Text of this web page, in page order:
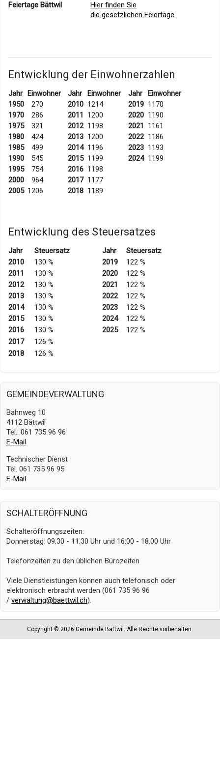
Feiertage Bättwil
Hier finden Sie
die gesetzlichen Feiertage.
Entwicklung der Einwohnerzahlen
Jahr Einwohner Jahr Einwohner Jahr
Einwohner
1950
270 2010 1214 2019 1170
1970
286 2011 1200 2020 1190
1975
321 2012 1198 2021
1161
1980
424 2013 1200 2022 1186
1985
499 2014 1196 2023 1193
1990
545 2015 1199 2024 1199
1995
754 2016 1198
2000
964 2017 1177
2005 1206 2018 1189
Entwicklung des Steuersatzes
Jahr Steuersatz Jahr
Steuersatz
2010
130 % 2019
122 %
2011
130 % 2020
122 %
2012
130 % 2021
122 %
2013
130 % 2022
122 %
2014
130 % 2023
122 %
2015
130 % 2024
122 %
2016
130 % 2025
122 %
2017
126 %
2018
126 %
GEMEINDEVERWALTUNG
Bahnweg 10
4112 Bättwil
Tel.: 061 735 96 96
E-Mail
Technischer Dienst
Tel. 061 735 96 95
E-Mail
SCHALTERÖFFNUNG
Schalteröffnungszeiten:
Donnerstag: 09.30 - 11.30 Uhr und 16.00 - 18.00 Uhr
Telefonzeiten zu den üblichen Bürozeiten
Viele Dienstleistungen können auch telefonisch oder
elektronisch erbracht werden (061 735 96 96
/ verwaltung@baettwil.ch).
Copyright © 2026 Gemeinde Bättwil. Alle Rechte vorbehalten.